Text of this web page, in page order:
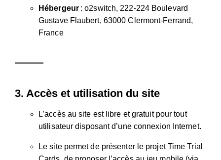
Hébergeur: o2switch, 222-224 Boulevard
Gustave Flaubert, 63000 Clermont-Ferrand,
France
3. Accès et utilisation du site
L’accès au site est libre et gratuit pour tout
utilisateur disposant d’une connexion Internet.
Le site permet de présenter le projet Time Trial